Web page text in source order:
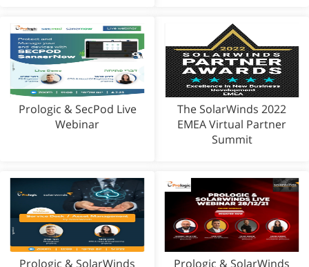
The SolarWinds 2022
EMEA Virtual Partner
Summit
Prologic & SecPod Live
Webinar
Prologic & SolarWinds
Prologic & SolarWinds